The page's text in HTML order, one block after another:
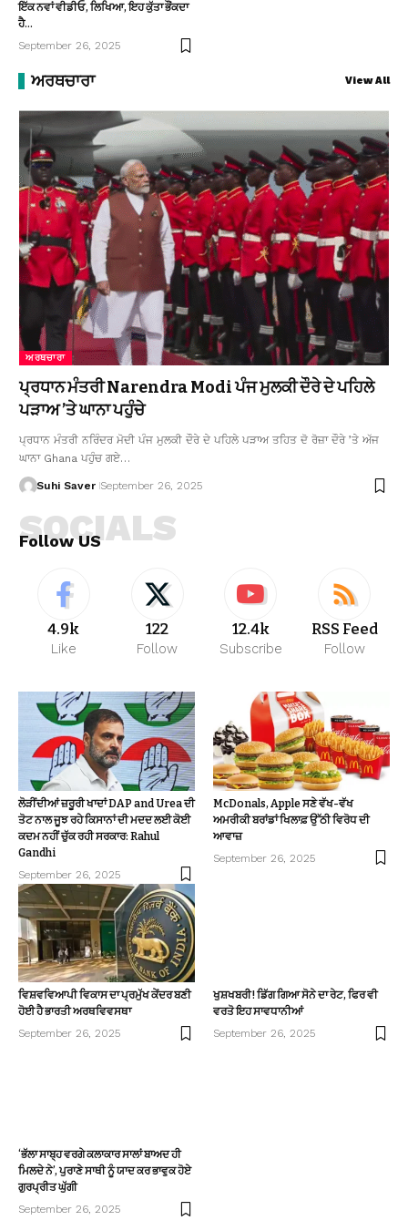
ਇੱਕ ਨਵਾਂ ਵੀਡੀਓ, ਲਿਖਿਆ, ਇਹ ਕੁੱਤਾ ਭੌਂਕਦਾ
ਹੈ…
September 26, 2025
ਅਰਥਚਾਰਾ View All
ਅਰਥਚਾਰਾ
ਪ੍ਰਧਾਨ ਮੰਤਰੀ Narendra Modi ਪੰਜ ਮੁਲਕੀ ਦੌਰੇ ਦੇ ਪਹਿਲੇ
ਪੜਾਅ ’ਤੇ ਘਾਨਾ ਪਹੁੰਚੇ
ਪ੍ਰਧਾਨ ਮੰਤਰੀ ਨਰਿੰਦਰ ਮੋਦੀ ਪੰਜ ਮੁਲਕੀ ਦੌਰੇ ਦੇ ਪਹਿਲੇ ਪੜਾਅ ਤਹਿਤ ਦੋ ਰੋਜ਼ਾ ਦੌਰੇ ’ਤੇ ਅੱਜ
ਘਾਨਾ Ghana ਪਹੁੰਚ ਗਏ…
Suhi Saver September 26, 2025
Follow US
SOCIALS
4.9k
Like
122
Follow
12.4k
Subscribe
RSS Feed
Follow
ਲੋੜੀਂਦੀਆਂ ਜ਼ਰੂਰੀ ਖਾਦਾਂ DAP and Urea ਦੀ
ਤੋਟ ਨਾਲ ਜੂਝ ਰਹੇ ਕਿਸਾਨਾਂ ਦੀ ਮਦਦ ਲਈ ਕੋਈ
ਕਦਮ ਨਹੀਂ ਚੁੱਕ ਰਹੀ ਸਰਕਾਰ: Rahul
Gandhi
September 26, 2025
McDonals, Apple ਸਣੇ ਵੱਖ-ਵੱਖ
ਅਮਰੀਕੀ ਬਰਾਂਡਾਂ ਖਿਲਾਫ਼ ਉੱਠੀ ਵਿਰੋਧ ਦੀ
ਆਵਾਜ਼
September 26, 2025
ਵਿਸ਼ਵਵਿਆਪੀ ਵਿਕਾਸ ਦਾ ਪ੍ਰਮੁੱਖ ਕੇਂਦਰ ਬਣੀ
ਹੋਈ ਹੈ ਭਾਰਤੀ ਅਰਥਵਿਵਸਥਾ
September 26, 2025
ਖੁਸ਼ਖਬਰੀ! ਡਿੱਗ ਗਿਆ ਸੋਨੇ ਦਾ ਰੇਟ, ਫਿਰ ਵੀ
ਵਰਤੋ ਇਹ ਸਾਵਧਾਨੀਆਂ
September 26, 2025
‘ਭੱਲਾ ਸਾਬ੍ਹ ਵਰਗੇ ਕਲਾਕਾਰ ਸਾਲਾਂ ਬਾਅਦ ਹੀ
ਮਿਲਦੇ ਨੇ’, ਪੁਰਾਣੇ ਸਾਥੀ ਨੂੰ ਯਾਦ ਕਰ ਭਾਵੁਕ ਹੋਏ
ਗੁਰਪ੍ਰੀਤ ਘੁੱਗੀ
September 26, 2025